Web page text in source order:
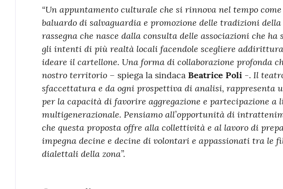
“Un appuntamento culturale che si rinnova nel tempo
baluardo di salvaguardia e promozione delle tradizioni
rassegna che nasce dalla consulta delle associazioni che ha
gli intenti di più realtà locali facendole scegliere addirittura
ideare il cartellone. Una forma di collaborazione profonda
nostro territorio – spiega la sindaca Beatrice Poli-. Il
sfaccettatura e da ogni prospettiva di analisi, rappresenta
per la capacità di favorire aggregazione e partecipazione a
multigenerazionale. Pensiamo all’opportunità di
che questa proposta offre alla collettività e al lavoro di
impegna decine e decine di volontari e appassionati tra le
dialettali della zona”.